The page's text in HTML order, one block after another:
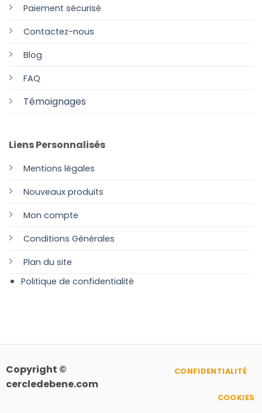
Paiement sécurisé
Contactez-nous
Blog
FAQ
Témoignages
Liens Personnalisés
Mentions légales
Nouveaux produits
Mon compte
Conditions Générales
Plan du site
Politique de confidentialité
Copyright ©
cercledebene.com
CONFIDENTIALITÉ
COOKIES